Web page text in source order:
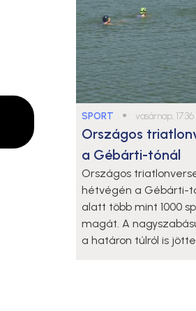
SPORT ● vasárnap, 17:36
Országos
a Gébárti-tónál
Országos
hétvégén a Gébárti-
alatt több mint 1000
magát. A
a határon túlról is